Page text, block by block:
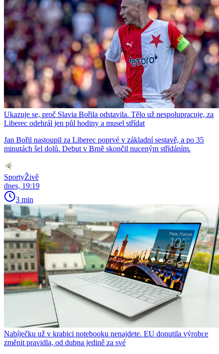
Ukazuje se, proč Slavia Bořila odstavila. Tělo už nespolupracuje, za
Liberec odehrál jen půl hodiny a musel střídat
Jan Bořil nastoupil za Liberec poprvé v základní sestavě, a po 35
minutách šel dolů. Debut v Brně skončil nuceným střídáním.
SportyŽivě
dnes, 19:19
3 min
Nabíječku už v krabici notebooku nenajdete. EU donutila výrobce
změnit pravidla, od dubna jedině za své